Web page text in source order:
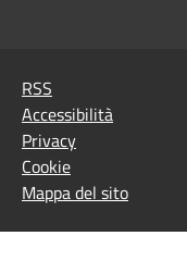
RSS
Accessibilità
Privacy
Cookie
Mappa del sito